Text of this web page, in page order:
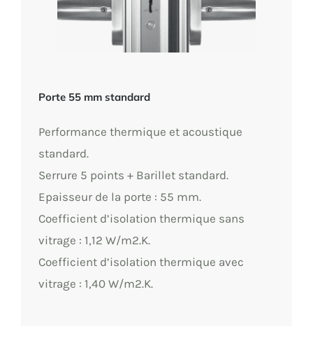
Porte 55 mm standard
Performance thermique et acoustique
standard.
Serrure 5 points + Barillet standard.
Epaisseur de la porte : 55 mm.
Coefficient d’isolation thermique sans
vitrage : 1,12 W/m2.K.
Coefficient d’isolation thermique avec
vitrage : 1,40 W/m2.K.